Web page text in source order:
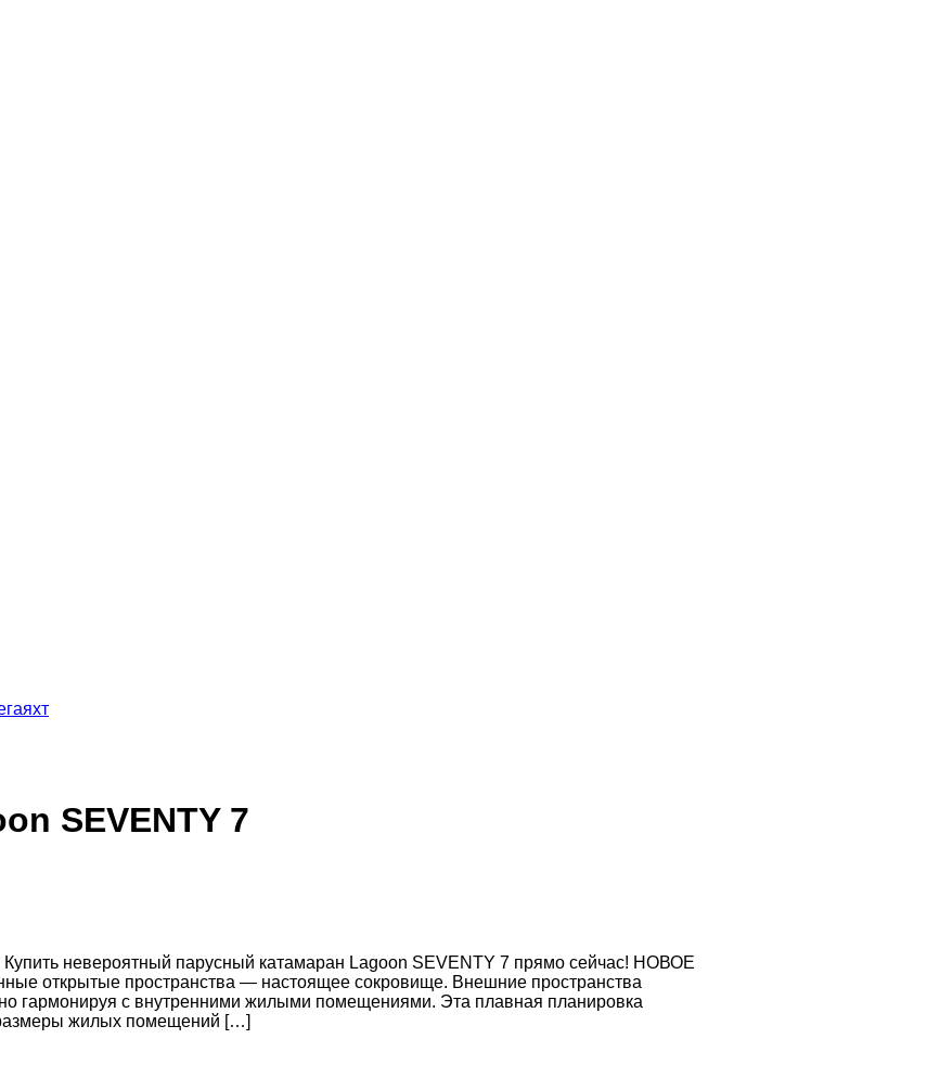
SEVENTY 7
Купить невероятный парусный катамаран Lagoon SEVENTY 7 прямо сейчас! НОВОЕ
открытые пространства — настоящее сокровище. Внешние пространства
гармонируя с внутренними жилыми помещениями. Эта плавная планировка
жилых помещений […]